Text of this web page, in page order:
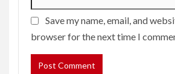
Save my name, email, and
browser for the next time I